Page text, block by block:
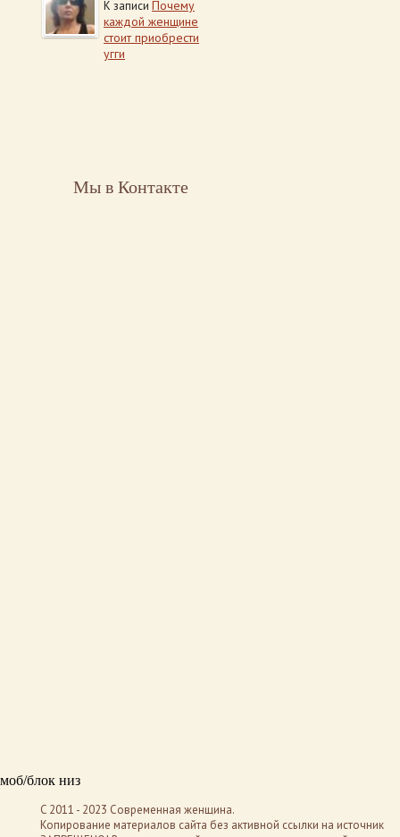
К записи Почему
каждой женщине
стоит приобрести
угги
Мы в Контакте
моб/блок низ
C 2011 - 2023 Современная женщина.
Копирование материалов сайта без активной ссылки на источник